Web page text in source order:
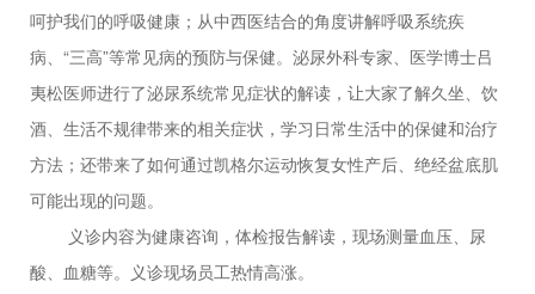
呵护我们的呼吸健康；从中西医结合的角度讲解呼吸系统疾
病、 “三高”等常见病的预防与保健。泌尿外科专家、医学博士吕
夷松医师进行了泌尿系统常见症状的解读，让大家了解久坐、饮
酒、生活不规律带来的相关症状，学习日常生活中的保健和治疗
方法；还带来了如何通过凯格尔运动恢复女性产后、绝经盆底肌
可能出现的问题。
义诊内容为健康咨询，体检报告解读，现场测量血压、尿
酸、血糖等。义诊现场员工热情高涨。